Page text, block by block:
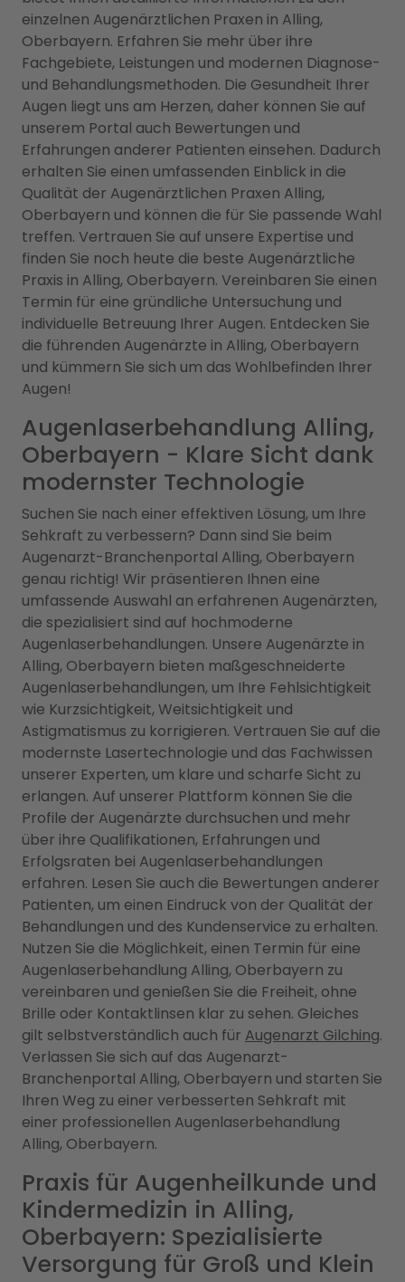
einzelnen Augenärztlichen Praxen in Alling,
Oberbayern. Erfahren Sie mehr über ihre
Fachgebiete, Leistungen und modernen Diagnose-
und Behandlungsmethoden. Die Gesundheit Ihrer
Augen liegt uns am Herzen, daher können Sie auf
unserem Portal auch Bewertungen und
Erfahrungen anderer Patienten einsehen. Dadurch
erhalten Sie einen umfassenden Einblick in die
Qualität der Augenärztlichen Praxen Alling,
Oberbayern und können die für Sie passende Wahl
treffen. Vertrauen Sie auf unsere Expertise und
finden Sie noch heute die beste Augenärztliche
Praxis in Alling, Oberbayern. Vereinbaren Sie einen
Termin für eine gründliche Untersuchung und
individuelle Betreuung Ihrer Augen. Entdecken Sie
die führenden Augenärzte in Alling, Oberbayern
und kümmern Sie sich um das Wohlbefinden Ihrer
Augen!
Augenlaserbehandlung Alling,
Oberbayern - Klare Sicht dank
modernster Technologie
Suchen Sie nach einer effektiven Lösung, um Ihre
Sehkraft zu verbessern? Dann sind Sie beim
Augenarzt-Branchenportal Alling, Oberbayern
genau richtig! Wir präsentieren Ihnen eine
umfassende Auswahl an erfahrenen Augenärzten,
die spezialisiert sind auf hochmoderne
Augenlaserbehandlungen. Unsere Augenärzte in
Alling, Oberbayern bieten maßgeschneiderte
Augenlaserbehandlungen, um Ihre Fehlsichtigkeit
wie Kurzsichtigkeit, Weitsichtigkeit und
Astigmatismus zu korrigieren. Vertrauen Sie auf die
modernste Lasertechnologie und das Fachwissen
unserer Experten, um klare und scharfe Sicht zu
erlangen. Auf unserer Plattform können Sie die
Profile der Augenärzte durchsuchen und mehr
über ihre Qualifikationen, Erfahrungen und
Erfolgsraten bei Augenlaserbehandlungen
erfahren. Lesen Sie auch die Bewertungen anderer
Patienten, um einen Eindruck von der Qualität der
Behandlungen und des Kundenservice zu erhalten.
Nutzen Sie die Möglichkeit, einen Termin für eine
Augenlaserbehandlung Alling, Oberbayern zu
vereinbaren und genießen Sie die Freiheit, ohne
Brille oder Kontaktlinsen klar zu sehen. Gleiches
gilt selbstverständlich auch für Augenarzt Gilching.
Verlassen Sie sich auf das Augenarzt-
Branchenportal Alling, Oberbayern und starten Sie
Ihren Weg zu einer verbesserten Sehkraft mit
einer professionellen Augenlaserbehandlung
Alling, Oberbayern.
Praxis für Augenheilkunde und
Kindermedizin in Alling,
Oberbayern: Spezialisierte
Versorgung für Groß und Klein